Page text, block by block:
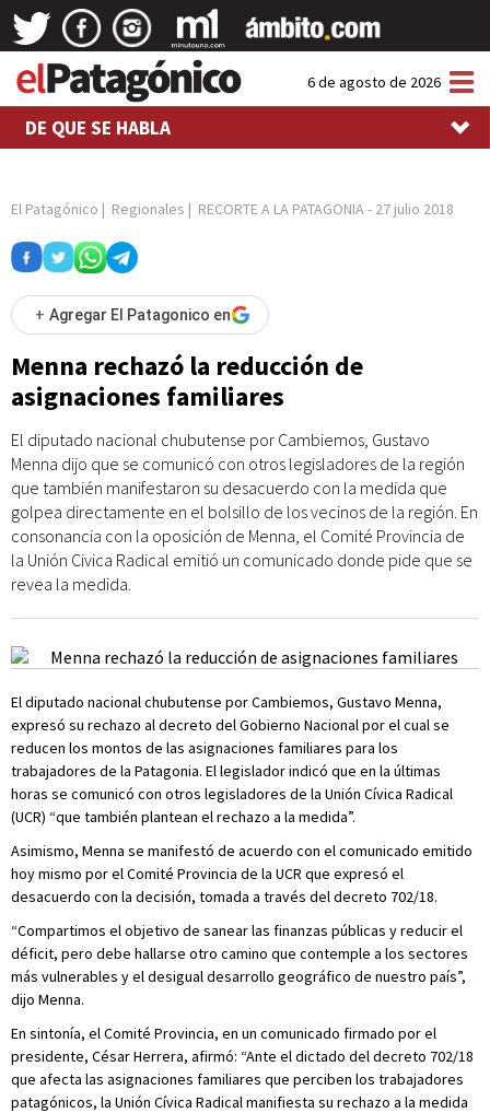
6 de agosto de 2026
DE QUE SE HABLA
El Patagónico | Regionales | RECORTE A LA PATAGONIA- 27 julio 2018
+ Agregar El Patagonico en
Menna rechazó la reducción de
asignaciones familiares
El diputado nacional chubutense por Cambiemos, Gustavo
Menna dijo que se comunicó con otros legisladores de la región
que también manifestaron su desacuerdo con la medida que
golpea directamente en el bolsillo de los vecinos de la región. En
consonancia con la oposición de Menna, el Comité Provincia de
la Unión Civica Radical emitió un comunicado donde pide que se
revea la medida.
El diputado nacional chubutense por Cambiemos, Gustavo Menna,
expresó su rechazo al decreto del Gobierno Nacional por el cual se
reducen los montos de las asignaciones familiares para los
trabajadores de la Patagonia. El legislador indicó que en la últimas
horas se comunicó con otros legisladores de la Unión Cívica Radical
(UCR) “que también plantean el rechazo a la medida”.
Asimismo, Menna se manifestó de acuerdo con el comunicado emitido
hoy mismo por el Comité Provincia de la UCR que expresó el
desacuerdo con la decisión, tomada a través del decreto 702/18.
“Compartimos el objetivo de sanear las finanzas públicas y reducir el
déficit, pero debe hallarse otro camino que contemple a los sectores
más vulnerables y el desigual desarrollo geográfico de nuestro país”,
dijo Menna.
En sintonía, el Comité Provincia, en un comunicado firmado por el
presidente, César Herrera, afirmó: “Ante el dictado del decreto 702/18
que afecta las asignaciones familiares que perciben los trabajadores
patagónicos, la Unión Cívica Radical manifiesta su rechazo a la medida